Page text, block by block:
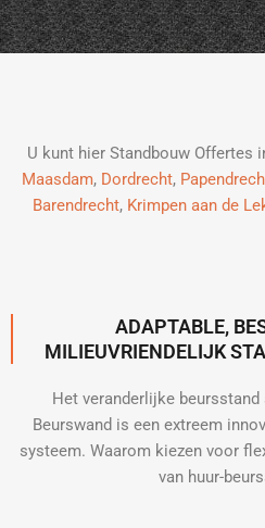
U kunt hier Standbouw Offertes
Maasdam, Dordrecht,
Barendrecht, Krimpen aan de
ADAPTABLE,
MILIEUVRIENDELIJK
Het veranderlijke
Beurswand is een extreem
systeem. Waarom kiezen voor
van huur-